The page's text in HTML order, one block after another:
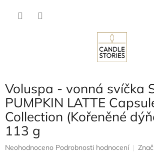
Voluspa - vonná svíčka
PUMPKIN LATTE
Collection (Kořeněné
113 g
Průměrné
Neohodnoceno Podrobnosti hodnocení